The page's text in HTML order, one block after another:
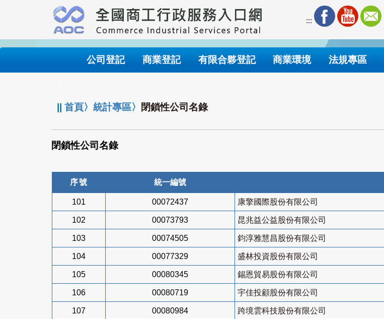
要
內
:::
公司登記 商業登記 有限合夥登記 商業環境 法規專區
||首頁〉統計專區〉 閉鎖性公司名錄
閉鎖性公司名錄
序號 統一編號
101 00072437 康擎國際股份有限公司
102 00073793 昆兆益公益股份有限公司
103 00074505 鈞淳雅慧昌股份有限公司
104 00077329 盛林投資股份有限公司
105 00080345 錫恩貿易股份有限公司
106 00080719 宇佳投顧股份有限公司
107 00080984 跨境雲科技股份有限公司